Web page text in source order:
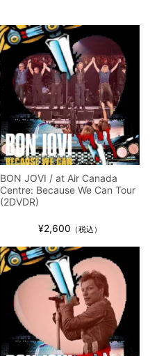
BON JOVI / at Air Canada
Centre: Because We Can Tour
(2DVDR)
¥2,600 （税込）